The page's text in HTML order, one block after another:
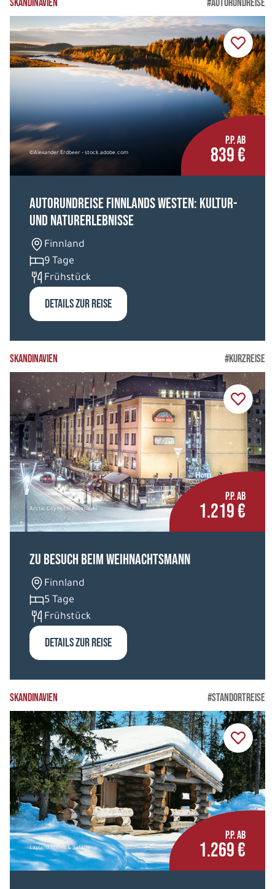
©Alexander Erdbeer - stock.adobe.com
P.P. AB
839 €
Autorundreise Finnlands Westen: Kultur-
und Naturerlebnisse
Finnland
9 Tage
Frühstück
DETAILS ZUR REISE
SKANDINAVIEN #KURZREISE
Arctic City Hotel Rovaniemi
P.P. AB
1.219 €
Zu Besuch beim Weihnachtsmann
Finnland
5 Tage
Frühstück
DETAILS ZUR REISE
SKANDINAVIEN #STANDORTREISE
Lapland Hotels & Safaris
P.P. AB
1.269 €